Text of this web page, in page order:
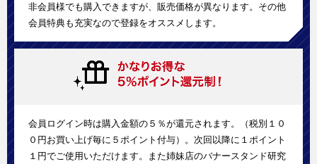
非会員様でも購入できますが、販売価格が異なります。その他
会員特典も充実なので登録をオススメします。
会員ログイン時は購入金額の５％が還元されます。（税別１０
０円お買い上げ毎に５ポイント付与）。次回以降に１ポイント
１円でご使用いただけます。また姉妹店のバナースタンド研究